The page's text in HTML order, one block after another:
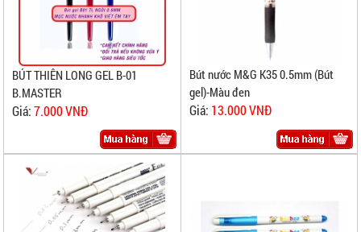
BÚT THIÊN LONG GEL B-01
B.MASTER
Giá:7.000 VNĐ
Bút nước M&G K35 0.5mm (Bút
gel)-Màu đen
Giá: 13.000 VNĐ